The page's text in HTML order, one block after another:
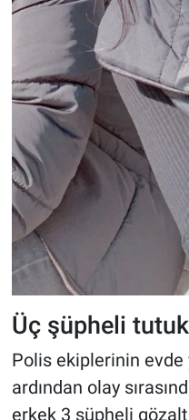
Üç şüpheli
Polis ekiplerinin evde
ardından olay
erkek 3 şüpheli